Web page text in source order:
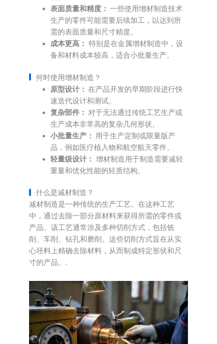
表面质量和精度： 一些使用增材制造技术
生产的零件可能需要后续加工，以达到所
需的表面质量和尺寸精度。
成本更高： 特别是在金属增材制造中，设
备和材料成本较高，适合小批量生产。
何时使用增材制造？
原型设计： 在产品开发的早期阶段进行快
速迭代设计和测试。
复杂部件： 对于无法通过传统工艺生产或
生产成本非常高的复杂几何形状。
小批量生产：
用于生产定制或限量版产
品，例如医疗植入物和航空航天零件。
轻量级设计： 增材制造用于制造需要减轻
重量和优化性能的轻质结构。
什么是减材制造？
减材制造是一种传统的生产工艺。在这种工艺
中，通过去除一部分原材料来获得所需的零件或
产品。该工艺通常涉及多种切削方式，包括铣
削、车削、钻孔和磨削。这些切削方式旨在从实
心坯料上精确去除材料，从而制成特定形状和尺
寸的产品。.